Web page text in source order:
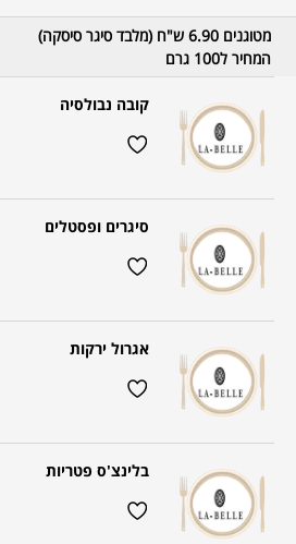
מטוגנים 6.90 ש"ח (מלבד סיגר סיסקה)
המחיר ל100 גרם
קובה נבולסיה
סיגרים ופסטלים
אגרול ירקות
בלינצ'ס פטריות